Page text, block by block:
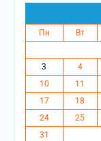
Пн Вт
3
4
10
11
17
18
24
25
31